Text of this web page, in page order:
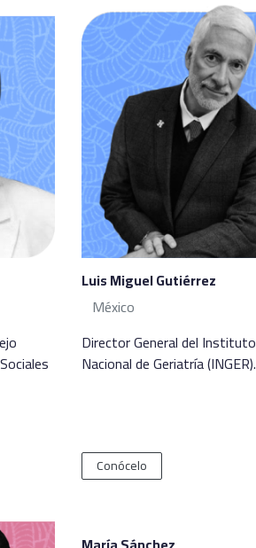
Luis Miguel Gutiérrez
México
Director General del Instituto
Nacional de Geriatría (INGER).
Conócelo